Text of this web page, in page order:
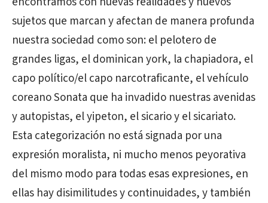
sujetos que marcan y afectan de manera profunda
nuestra sociedad como son: el pelotero de
grandes ligas, el dominican york, la chapiadora, el
capo político/el capo narcotraficante, el vehículo
coreano Sonata que ha invadido nuestras avenidas
y autopistas, el yipeton, el sicario y el sicariato.
Esta categorización no está signada por una
expresión moralista, ni mucho menos peyorativa
del mismo modo para todas esas expresiones, en
ellas hay disimilitudes y continuidades, y también